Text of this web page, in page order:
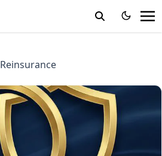
Reinsurance